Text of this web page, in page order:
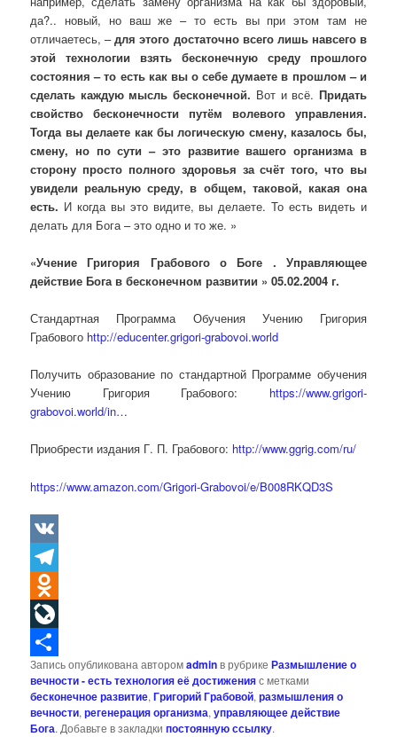
да?.. новый, но ваш же – то есть вы при этом там не
отличаетесь, –для этого достаточно всего лишь навсего в
этой технологии взять бесконечную среду прошлого
состояния – то есть как вы о себе думаете в прошлом – и
сделать каждую мысль бесконечной. Вот и всё. Придать
свойство бесконечности путём волевого управления.
Тогда вы делаете как бы логическую смену, казалось бы,
смену, но по сути – это развитие вашего организма в
сторону просто полного здоровья за счёт того, что вы
увидели реальную среду, в общем, таковой, какая она
есть. И когда вы это видите, вы делаете. То есть видеть и
делать для Бога – это одно и то же. »
«Учение Григория Грабового о Боге . Управляющее
действие Бога в бесконечном развитии » 05.02.2004 г.
Стандартная Программа Обучения Учению Григория
Грабового http://educenter.grigori-grabovoi.world
Получить образование по стандартной Программе обучения
Учению Григория Грабового: https://www.grigori-
grabovoi.world/in…
Приобрести издания Г. П. Грабового: http://www.ggrig.com/ru/
https://www.amazon.com/Grigori-Grabovoi/e/B008RKQD3S
VK
Telegram
Odnoklassniki
LiveJournal
Отправить
Запись опубликована авторомadminв рубрикеРазмышление о
вечности - есть технология её достиженияс метками
бесконечное развитие,Григорий Грабовой,размышления о
вечности,регенерация организма,управляющее действие
Бога. Добавьте в закладкипостоянную ссылку.